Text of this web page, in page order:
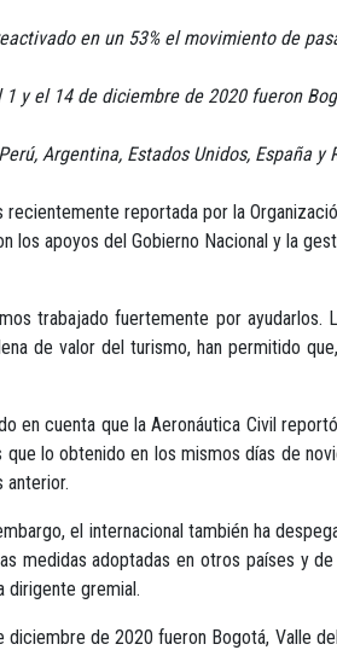
en un 53% el movimiento de
y el 14 de diciembre de 2020 fueron
Argentina, Estados Unidos, España y
reportada por la
los apoyos del Gobierno Nacional y la
trabajado fuertemente por ayudarlos.
de valor del turismo, han permitido
en cuenta que la Aeronáutica Civil
lo obtenido en los mismos días de
anterior.
el internacional también ha
adoptadas en otros países y
dirigente gremial.
de 2020 fueron Bogotá, Valle